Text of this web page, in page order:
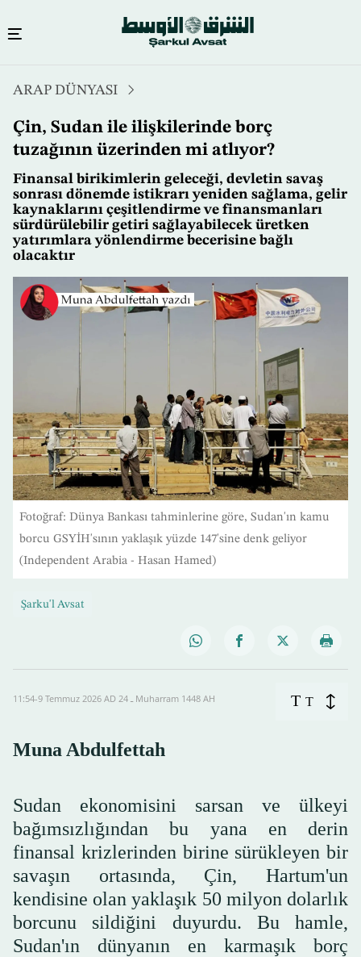
atla
ARAP DÜNYASI
Çin, Sudan ile ilişkilerinde borç
tuzağının üzerinden mi atlıyor?
Finansal birikimlerin geleceği, devletin savaş
sonrası dönemde istikrarı yeniden sağlama, gelir
kaynaklarını çeşitlendirme ve finansmanları
sürdürülebilir getiri sağlayabilecek üretken
yatırımlara yönlendirme becerisine bağlı
olacaktır
Fotoğraf: Dünya Bankası tahminlerine göre, Sudan'ın kamu
borcu GSYİH'sının yaklaşık yüzde 147'sine denk geliyor
(Independent Arabia - Hasan Hamed)
Şarku'l Avsat
11:54-9 Temmuz 2026 AD ـ 24 Muharram 1448 AH T T
Muna Abdulfettah
Sudan ekonomisini sarsan ve ülkeyi
bağımsızlığından bu yana en derin
finansal krizlerinden birine sürükleyen bir
savaşın ortasında, Çin, Hartum'un
kendisine olan yaklaşık 50 milyon dolarlık
borcunu sildiğini duyurdu. Bu hamle,
Sudan'ın dünyanın en karmaşık borç